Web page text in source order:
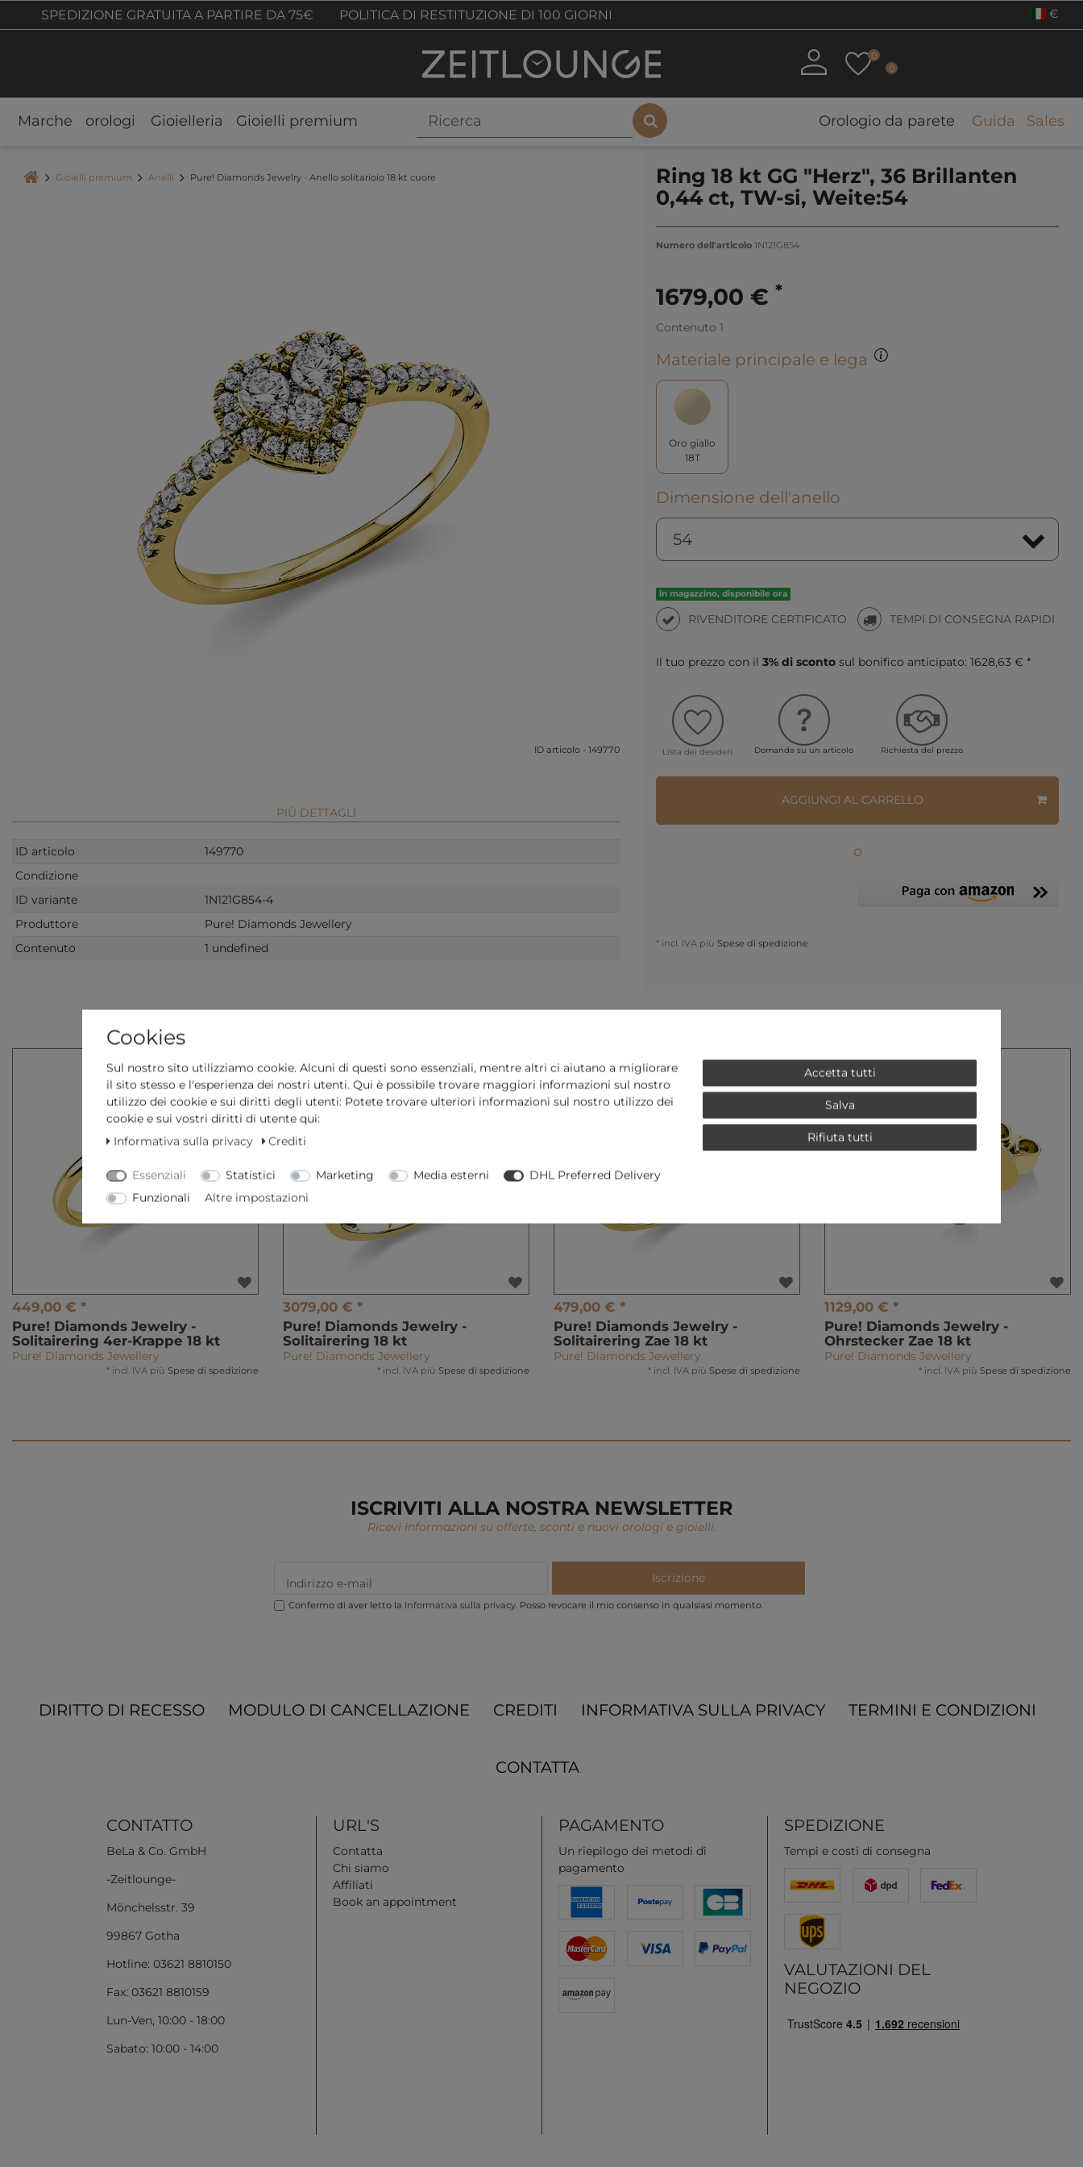
SPEDIZIONE GRATUITA A PARTIRE DA 75€ POLITICA DI RESTITUZIONE DI 100 GIORNI €
0
0
Marche orologi Gioielleria Gioielli premium Orologio da parete Guida Sales
Gioielli premium Anelli Pure! Diamonds Jewelry - Anello solitarioio 18 kt cuore
ID articolo - 149770
PIÙ DETTAGLI
ID articolo
149770
Condizione
ID variante
1N121G854-4
Produttore
Pure! Diamonds Jewellery
Contenuto
1 undefined
Ring 18 kt GG "Herz", 36 Brillanten
0,44 ct, TW-si, Weite:54
Numero dell'articolo 1N121G854
1679,00 € *
Contenuto 1
Materiale principale e lega
Oro giallo
18T
Dimensione dell'anello
in magazzino, disponibile ora
RIVENDITORE CERTIFICATO TEMPI DI CONSEGNA RAPIDI
Il tuo prezzo con il 3% di sconto sul bonifico anticipato: 1628,63 € *
Lista dei desideri Domanda su un articolo Richiesta del prezzo
AGGIUNGI AL CARRELLO
o
* incl. IVA più Spese di spedizione
449,00 € *
Pure! Diamonds Jewelry -
Solitairering 4er-Krappe 18 kt
Pure! Diamonds Jewellery
* incl. IVA più Spese di spedizione
3079,00 € *
Pure! Diamonds Jewelry -
Solitairering 18 kt
Pure! Diamonds Jewellery
* incl. IVA più Spese di spedizione
479,00 € *
Pure! Diamonds Jewelry -
Solitairering Zae 18 kt
Pure! Diamonds Jewellery
* incl. IVA più Spese di spedizione
1129,00 € *
Pure! Diamonds Jewelry -
Ohrstecker Zae 18 kt
Pure! Diamonds Jewellery
* incl. IVA più Spese di spedizione
ISCRIVITI ALLA NOSTRA NEWSLETTER
Ricevi informazioni su offerte, sconti e nuovi orologi e gioielli.
Iscrizione
Confermo di aver letto la Informativa sulla privacy. Posso revocare il mio consenso in qualsiasi momento.
DIRITTO DI RECESSO MODULO DI CANCELLAZIONE CREDITI INFORMATIVA SULLA PRIVACY TERMINI E CONDIZIONI
CONTATTA
CONTATTO
BeLa & Co. GmbH
-Zeitlounge-
Mönchelsstr. 39
99867 Gotha
Hotline: 03621 8810150
Fax: 03621 8810159
Lun-Ven, 10:00 - 18:00
Sabato: 10:00 - 14:00
URL'S
Contatta
Chi siamo
Affiliati
Book an appointment
PAGAMENTO
Un riepilogo dei metodi di
pagamento
SPEDIZIONE
Tempi e costi di consegna
VALUTAZIONI DEL
NEGOZIO
Cookies
Sul nostro sito utilizziamo cookie. Alcuni di questi sono essenziali, mentre altri ci aiutano a migliorare
il sito stesso e l'esperienza dei nostri utenti. Qui è possibile trovare maggiori informazioni sul nostro
utilizzo dei cookie e sui diritti degli utenti: Potete trovare ulteriori informazioni sul nostro utilizzo dei
cookie e sui vostri diritti di utente qui:
Informativa sulla privacy
Crediti
Essenziali Statistici Marketing Media esterni
DHL Preferred Delivery
Funzionali
Altre impostazioni
Accetta tutti
Salva
Rifiuta tutti